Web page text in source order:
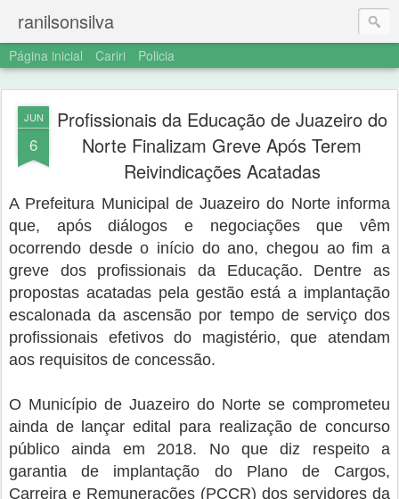
ranilsonsilva
Página inicial Cariri Policia
JUN
6
Profissionais da Educação de Juazeiro do
Norte Finalizam Greve Após Terem
Reivindicações Acatadas
A Prefeitura Municipal de Juazeiro do Norte informa
que, após diálogos e negociações que vêm
ocorrendo desde o início do ano, chegou ao fim a
greve dos profissionais da Educação. Dentre as
propostas acatadas pela gestão está a implantação
escalonada da ascensão por tempo de serviço dos
profissionais efetivos do magistério, que atendam
aos requisitos de concessão.
O Município de Juazeiro do Norte se comprometeu
ainda de lançar edital para realização de concurso
público ainda em 2018. No que diz respeito a
garantia de implantação do Plano de Cargos,
Carreira e Remunerações (PCCR) dos servidores da